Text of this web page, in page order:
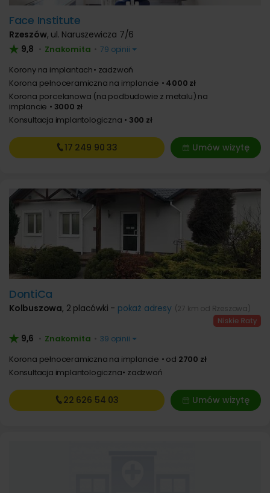
Face Institute
Rzeszów, ul. Naruszewicza 7/6
9,8 • Znakomita • 79 opinii
Korony na implantach zadzwoń
Korona pełnoceramiczna na implancie
4000 zł
Korona porcelanowa (na podbudowie z metalu) na
implancie
3000 zł
Konsultacja implantologiczna
300 zł
Umów wizytę
17 249 90 33
DontiCa
Kolbuszowa, 2 placówki - pokaż adresy (27 km od Rzeszowa)
9,6 • Znakomita • 39 opinii
Korona pełnoceramiczna na implancie od 2700 zł
Konsultacja implantologiczna zadzwoń
Umów wizytę
22 626 54 03